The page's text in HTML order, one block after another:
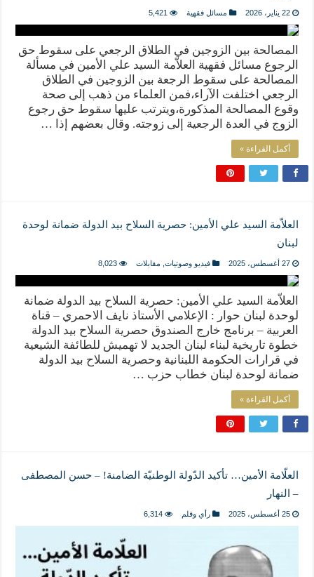
22 يناير، 2026 مسائل فقهية 5,421
المصالحة بين الزوجين في الطلاق الرجعي على سقوط حق
الرجوع مسائل فقهية العلاّمة السيد علي الأمين في مسألة
المصالحة على سقوط الرجعة بين الزوجين في الطلاق
الرجعي اختلفت الآراء،فمن العلماء من ذهب إلى صحة
وقوع المصالحة المذكورة،ويترتب عليها سقوط حق رجوع
الزوج في العدة الرجعية إلى زوجته. وقال بعضهم إذا …
أكمل القراءة »
العلاّمة السيد علي الأمين: حصرية السلاح بيد الدولة ضمانة لوحدة
لبنان
27 أغسطس، 2025 فيديو وصوتيات, مقابلات 8,023
العلاّمة السيد علي الأمين: حصرية السلاح بيد الدولة ضمانة
لوحدة لبنان حوار : الإعلامي الأستاذ نايف الاحمري – قناة
العربية – برنامج خارج الصندوق حصرية السلاح بيد الدولة
خطوة تاريخية لبناء لبنان الجديد لا تهميش للطائفة الشيعية
في قرارات الحكومة اللبنانية وحصرية السلاح بيد الدولة
ضمانة لوحدة لبنان خطاب حزب …
أكمل القراءة »
العلّامة الأمين… تأكيد الدّولة الوطنيّة الضامنة! – حسن المصطفى
– النهار
25 أغسطس، 2025 رأي وقلم 6,314